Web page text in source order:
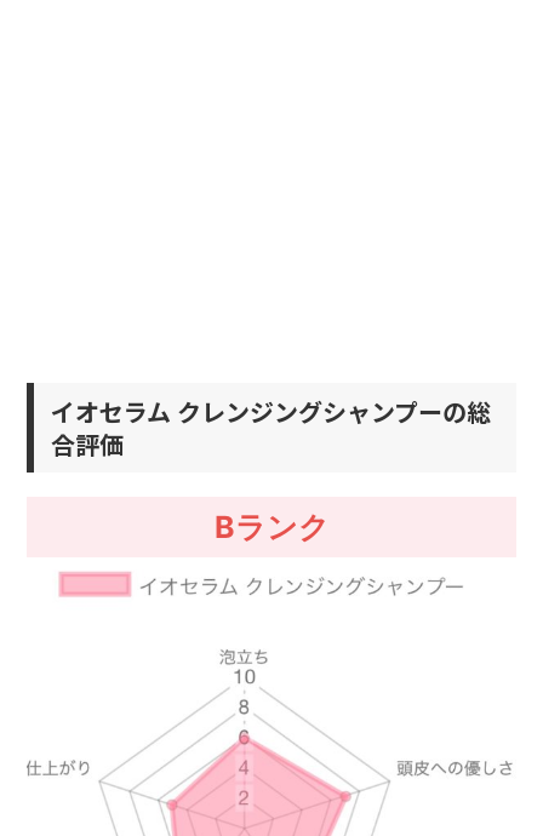
イオセラム クレンジングシャンプーの総
合評価
Bランク